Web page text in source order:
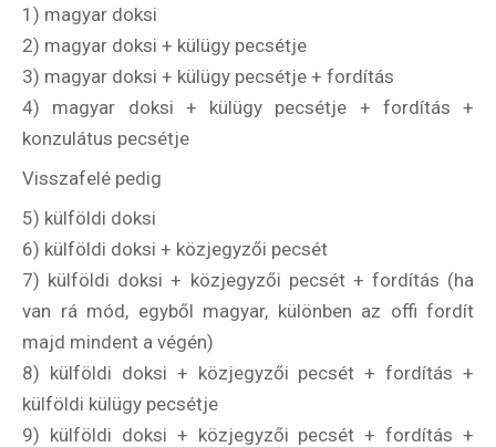
1) magyar doksi
2) magyar doksi + külügy pecsétje
3) magyar doksi + külügy pecsétje + fordítás
4) magyar doksi + külügy pecsétje + fordítás +
konzulátus pecsétje
Visszafelé pedig
5) külföldi doksi
6) külföldi doksi + közjegyzői pecsét
7) külföldi doksi + közjegyzői pecsét + fordítás (ha
van rá mód, egyből magyar, különben az offi fordít
majd mindent a végén)
8) külföldi doksi + közjegyzői pecsét + fordítás +
külföldi külügy pecsétje
9) külföldi doksi + közjegyzői pecsét + fordítás +